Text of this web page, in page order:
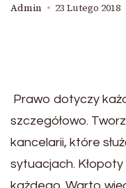
Admin 23 Lutego 2018
Prawo dotyczy
szczegółowo.
kancelarii, które
sytuacjach.